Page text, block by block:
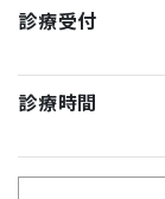
診療受付
診療時間